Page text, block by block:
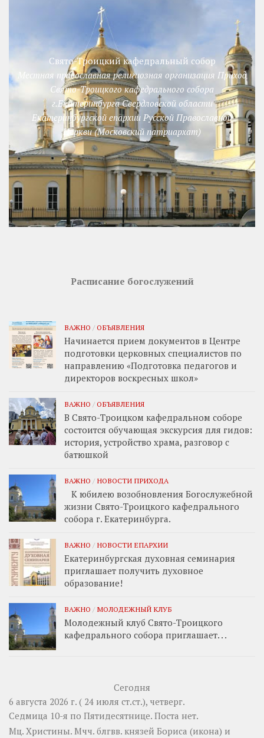
Свято-Троицкий кафедральный собор
Местная православная религиозная организация Приход
Свято-Троицкого кафедрального собора
г.Екатеринбурга Свердловской области
Екатеринбургской епархии Русской Православной
Церкви (Московский патриархат)
Расписание богослужений
ВАЖНО / ОБЪЯВЛЕНИЯ
Начинается прием документов в Центре
подготовки церковных специалистов по
направлению «Подготовка педагогов и
директоров воскресных школ»
ВАЖНО / ОБЪЯВЛЕНИЯ
В Свято-Троицком кафедральном соборе
состоится обучающая экскурсия для гидов:
история, устройство храма, разговор с
батюшкой
ВАЖНО / НОВОСТИ ПРИХОДА
К юбилею возобновления Богослужебной
жизни Свято-Троицкого кафедрального
собора г. Екатеринбурга.
ВАЖНО / НОВОСТИ ЕПАРХИИ
Екатеринбургская духовная семинария
приглашает получить духовное
образование!
ВАЖНО / МОЛОДЕЖНЫЙ КЛУБ
Молодежный клуб Свято-Троицкого
кафедрального собора приглашает. . .
Сегодня
6 августа 2026 г. ( 24 июля ст.ст.), четверг.
Седмица 10-я по Пятидесятнице. Поста нет.
Мц. Христины. Мчч. блгвв. князей Бориса (икона) и